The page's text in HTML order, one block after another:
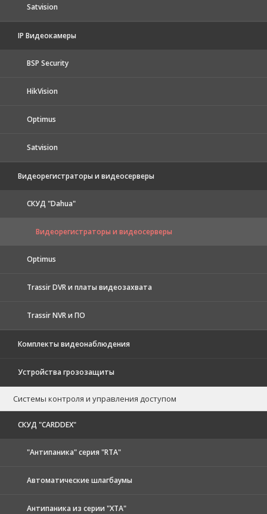
Satvision
IP Видеокамеры
BSP Security
HikVision
Optimus
Satvision
Видеорегистраторы и видеосерверы
CКУД "Dahua"
Видеорегистраторы и видеосерверы
Optimus
Trassir DVR и платы видеозахвата
Trassir NVR и ПО
Комплекты видеонаблюдения
Устройства грозозащиты
Системы контроля и управления доступом
CКУД "CARDDEX"
"Антипаника" серия "RTA"
Автоматические шлагбаумы
Антипаника из серии "XTA"